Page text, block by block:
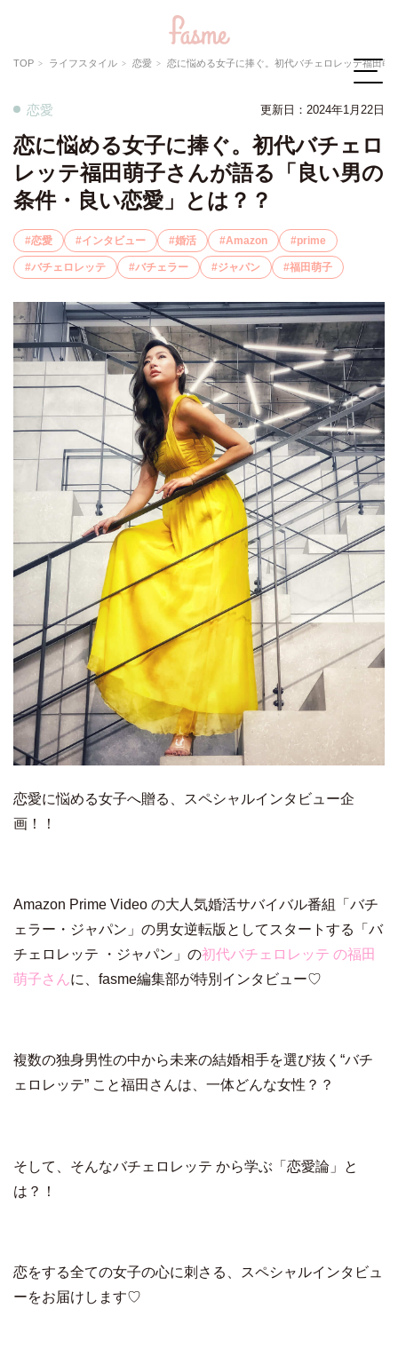
TOP ライフスタイル 恋愛 恋に悩める女子に捧ぐ。初代バチェロレッテ福田萌子さんが語る「良い男の条件・良い恋愛
恋愛 更新日：2024年1月22日
恋に悩める女子に捧ぐ。初代バチェロ
レッテ福田萌子さんが語る「良い男の
条件・良い恋愛」とは？？
恋愛 インタビュー 婚活 Amazon prime
バチェロレッテ バチェラー ジャパン 福田萌子
恋愛に悩める女子へ贈る、スペシャルインタビュー企
画！！
Amazon Prime Video の大人気婚活サバイバル番組「バチ
ェラー・ジャパン」の男女逆転版 としてスタートする「バ
チェロレッテ ・ジャパン 」の初代バチェロレッテ の福田
萌子さんに、fasme編集部が特別インタビュー♡
複数の独身男性の中から未来の結婚相手を選び抜く“バチ
ェロレッテ” こと福田さんは、一体どんな女性？？
そして、そんなバチェロレッテ から学ぶ「恋愛論」と
は？！
恋をする全ての女子の心に刺さる、スペシャルインタビュ
ーをお届けします♡